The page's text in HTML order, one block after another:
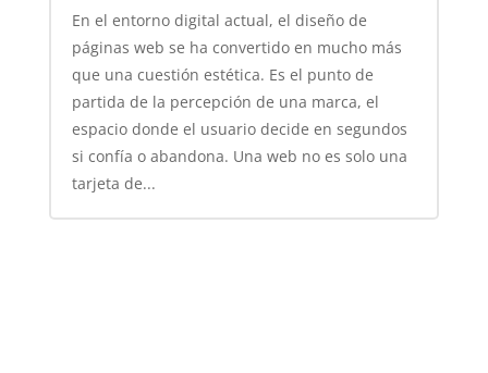
En el entorno digital actual, el diseño de
páginas web se ha convertido en mucho más
que una cuestión estética. Es el punto de
partida de la percepción de una marca, el
espacio donde el usuario decide en segundos
si confía o abandona. Una web no es solo una
tarjeta de...